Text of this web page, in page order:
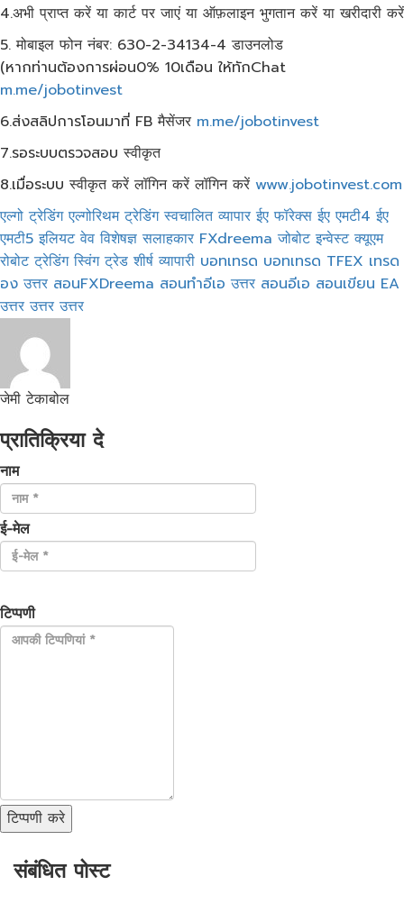
4.अभी प्राप्त करें या कार्ट पर जाएं या ऑफ़लाइन भुगतान करें या खरीदारी करें
5. मोबाइल फोन नंबर: 630-2-34134-4 डाउनलोड
(หากท่านต้องการผ่อน0% 10เดือน​ ให้ทักChat
m.me/jobotinvest
6.ส่งสลิปการโอนมาที่ FB मैसेंजर m.me/jobotinvest
7.รอระบบตรวจสอบ स्वीकृत
8.เมื่อระบบ स्वीकृत करें लॉगिन करें लॉगिन करें www.jobotinvest.com
एल्गो ट्रेडिंगएल्गोरिथम ट्रेडिंगस्वचालित व्यापारईए फॉरेक्सईए एमटी4ईए
एमटी5इलियट वेवविशेषज्ञ सलाहकार FXdreemaजोबोट इन्वेस्टक्यूएम
रोबोट ट्रेडिंगस्विंग ट्रेडशीर्ष व्यापारी บอทเทรด บอทเทรด TFEX เทรด
องउत्तर สอนFXDreema สอนทำอีเอउत्तर สอนอีเอ สอนเขียน EA
उत्तरउत्तरउत्तर
जेमी टेकाबोल
प्रातिक्रिया दे
नाम
ई-मेल
टिप्पणी
टिप्पणी करे
संबंधित पोस्ट